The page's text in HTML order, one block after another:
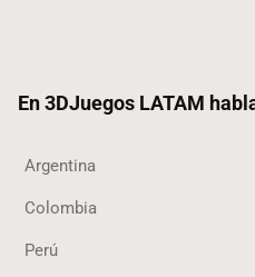
En 3DJuegos LATAM
Argentina
Colombia
Perú